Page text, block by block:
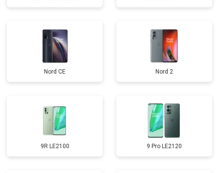
Nord CE Nord 2
9R LE2100 9 Pro LE2120